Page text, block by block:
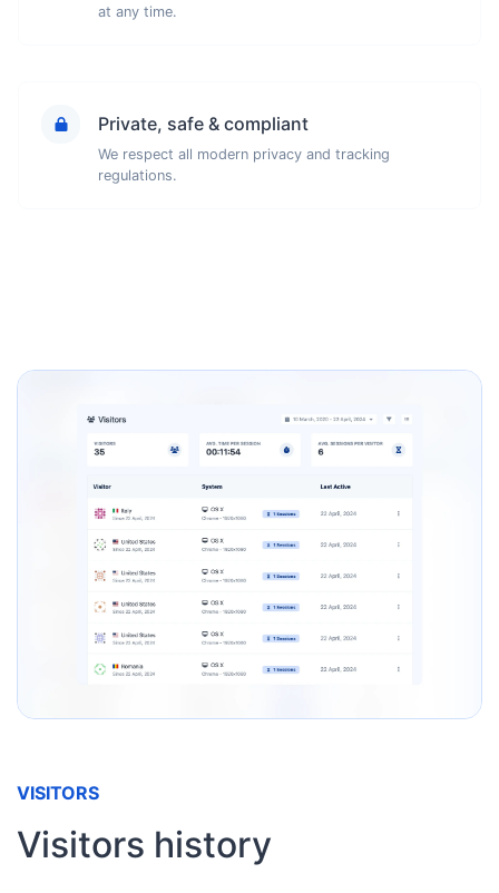
at any time.
Private, safe & compliant
We respect all modern privacy and tracking
regulations.
VISITORS
Visitors history